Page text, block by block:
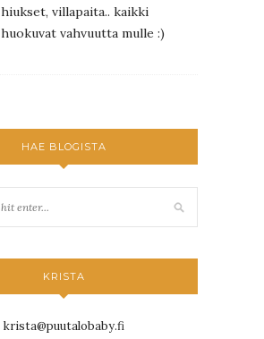
hiukset, villapaita.. kaikki
huokuvat vahvuutta mulle :)
HAE BLOGISTA
KRISTA
krista@puutalobaby.fi